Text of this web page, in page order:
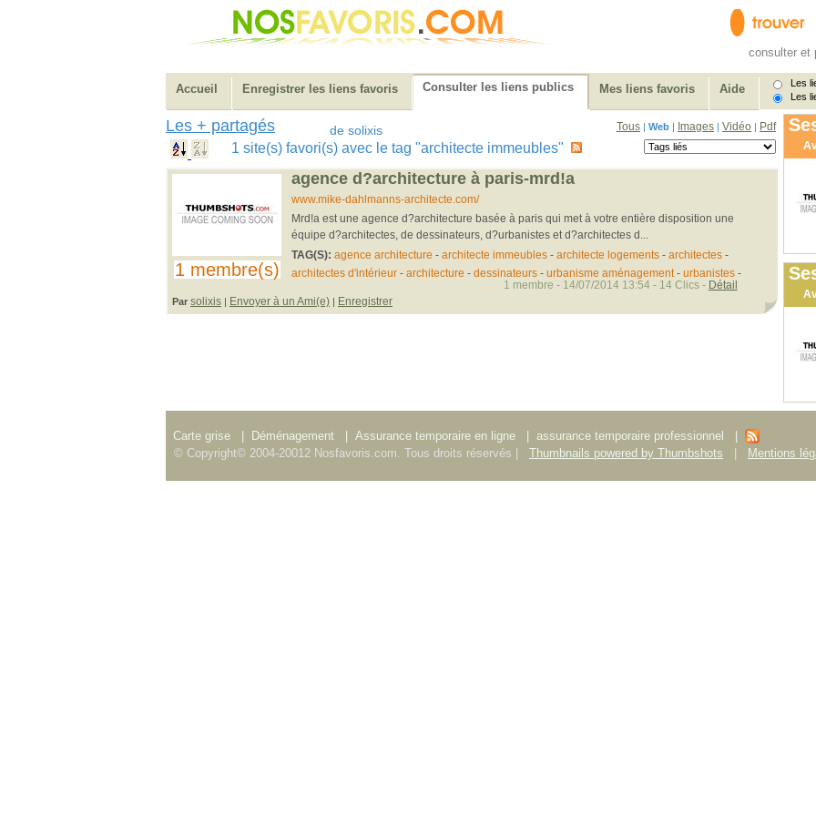
consulter et
Accueil Enregistrer les liens favoris Consulter les liens publics Mes liens favoris Aide
Les
Les
Les + partagés de solixis Tous | Web | Images | Vidéo | Pdf
1 site(s) favori(s) avec le tag "architecte immeubles"
1 membre(s)
agence d?architecture à paris-mrd!a
www.mike-dahlmanns-architecte.com/
Mrd!a est une agence d?architecture basée à paris qui met à votre entière disposition une
équipe d?architectes, de dessinateurs, d?urbanistes et d?architectes d...
TAG(S): agence architecture - architecte immeubles- architecte logements- architectes-
architectes d'intérieur- architecture - dessinateurs- urbanisme aménagement- urbanistes-
Par solixis | Envoyer à un Ami(e) | Enregistrer
1 membre - 14/07/2014 13:54 - 14 Clics - Détail
Carte grise Déménagement Assurance temporaire en ligne assurance temporaire professionnel
© Copyright© 2004-20012 Nosfavoris.com. Tous droits réservés |
Thumbnails powered by Thumbshots Mentions